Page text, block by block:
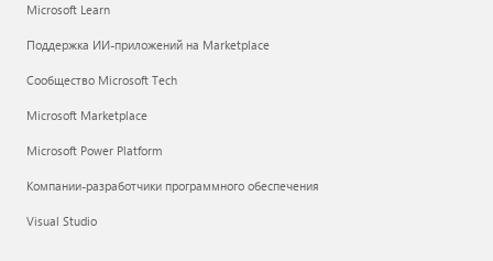
Microsoft Learn
Поддержка ИИ-приложений на Marketplace
Сообщество Microsoft Tech
Microsoft Marketplace
Microsoft Power Platform
Компании-разработчики программного обеспечения
Visual Studio